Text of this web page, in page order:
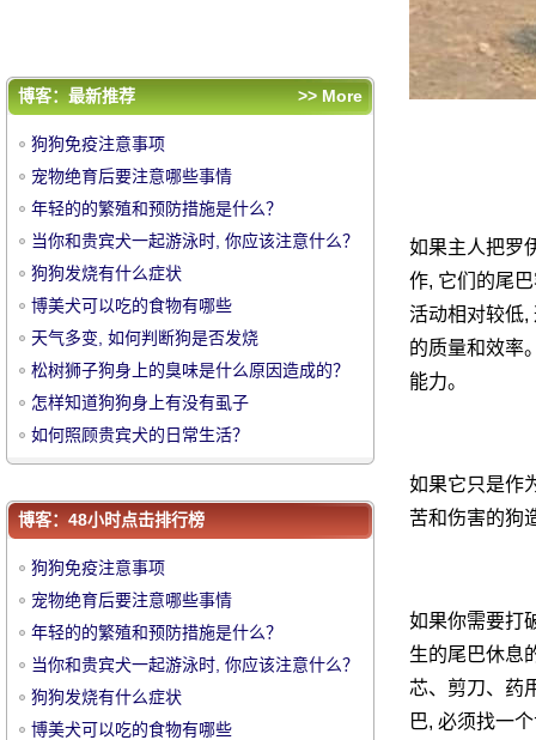
中
华
宠
如果主人把罗
作, 它们的尾
活动相对较低,
的质量和效率
能力。
如果它只是作
苦和伤害的狗
如果你需要打
生的尾巴休息
芯、剪刀、药
巴, 必须找一
评论排行
当你和贵宾犬一起游泳时, 你应该注意什么？
狗狗发烧有什么症状
博美犬可以吃的食物有哪些
天气多变, 如何判断狗是否发烧
松树狮子狗身上的臭味是什么原因造成的？
怎样知道狗狗身上有没有虱子
如何照顾贵宾犬的日常生活？
博客：最新推荐 >> More
狗狗免疫注意事项
宠物绝育后要注意哪些事情
年轻的的繁殖和预防措施是什么？
当你和贵宾犬一起游泳时, 你应该注意什么？
狗狗发烧有什么症状
博美犬可以吃的食物有哪些
天气多变, 如何判断狗是否发烧
松树狮子狗身上的臭味是什么原因造成的？
怎样知道狗狗身上有没有虱子
如何照顾贵宾犬的日常生活？
博客：48小时点击排行榜
狗狗免疫注意事项
宠物绝育后要注意哪些事情
年轻的的繁殖和预防措施是什么？
当你和贵宾犬一起游泳时, 你应该注意什么？
狗狗发烧有什么症状
博美犬可以吃的食物有哪些